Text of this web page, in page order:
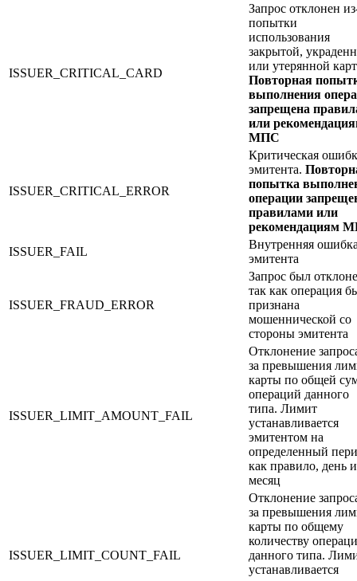
ISSUER_CRITICAL_CARD
Запрос отклонен
попытки
использования
закрытой,
или утерянной
Повторная
выполнения
запрещена
или
МПС
ISSUER_CRITICAL_ERROR
Критическая
эмитента.
попытка
операции
правилами или
рекомендациям
ISSUER_FAIL
Внутренняя
эмитента
ISSUER_FRAUD_ERROR
Запрос был
так как операция
признана
мошеннической со
стороны эмитента
ISSUER_LIMIT_AMOUNT_FAIL
Отклонение
за превышения
карты по общей
операций данного
типа. Лимит
устанавливается
эмитентом на
определенный
как правило, день
месяц
ISSUER_LIMIT_COUNT_FAIL
Отклонение
за превышения
карты по общему
количеству
данного типа.
устанавливается